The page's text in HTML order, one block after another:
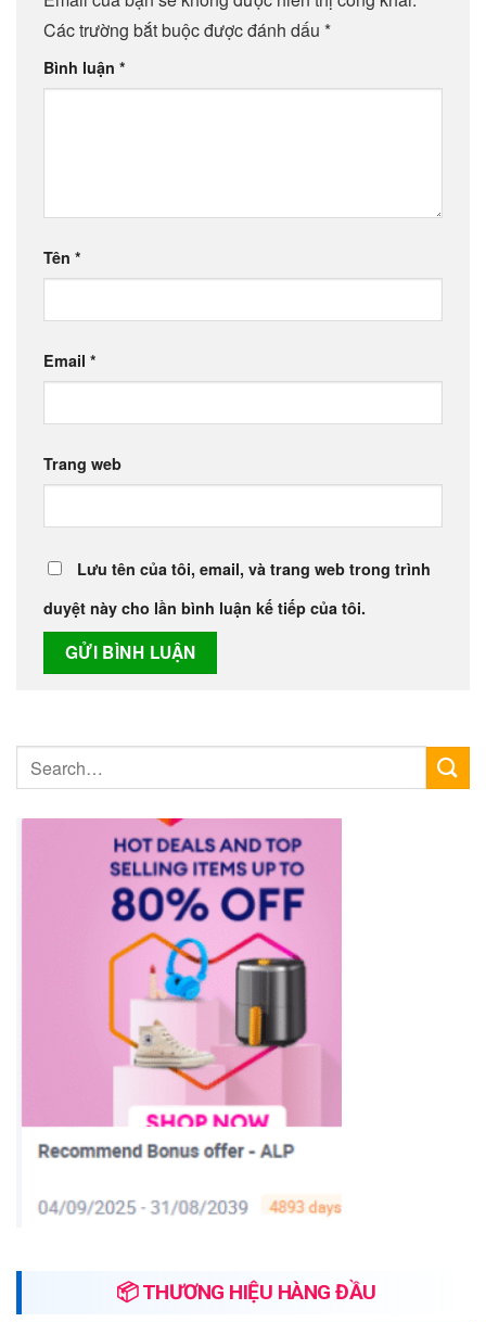
Các trường bắt buộc được đánh dấu *
Bình luận *
Tên *
Email *
Trang web
Lưu tên của tôi, email, và trang web trong trình
duyệt này cho lần bình luận kế tiếp của tôi.
📦 THƯƠNG HIỆU HÀNG ĐẦU